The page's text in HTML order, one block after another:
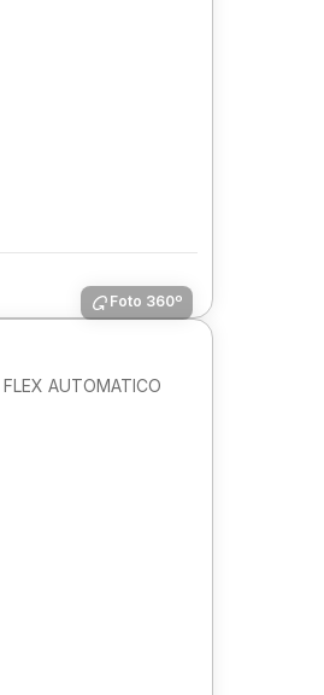
Foto 360º
AUTOMATICO